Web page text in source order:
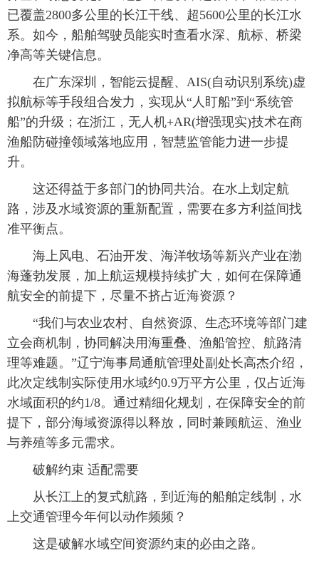
已覆盖2800多公里的长江干线、超5600公里的长江水
系。如今，船舶驾驶员能实时查看水深、航标、桥梁
净高等关键信息。
在广东深圳，智能云提醒、AIS(自动识别系统)虚
拟航标等手段组合发力，实现从“人盯船”到“系统管
船”的升级；在浙江，无人机+AR(增强现实)技术在商
渔船防碰撞领域落地应用，智慧监管能力进一步提
升。
这还得益于多部门的协同共治。在水上划定航
路，涉及水域资源的重新配置，需要在多方利益间找
准平衡点。
海上风电、石油开发、海洋牧场等新兴产业在渤
海蓬勃发展，加上航运规模持续扩大，如何在保障通
航安全的前提下，尽量不挤占近海资源？
“我们与农业农村、自然资源、生态环境等部门建
立会商机制，协同解决用海重叠、渔船管控、航路清
理等难题。”辽宁海事局通航管理处副处长高杰介绍，
此次定线制实际使用水域约0.9万平方公里，仅占近海
水域面积的约1/8。通过精细化规划，在保障安全的前
提下，部分海域资源得以释放，同时兼顾航运、渔业
与养殖等多元需求。
破解约束 适配需要
从长江上的复式航路，到近海的船舶定线制，水
上交通管理今年何以动作频频？
这是破解水域空间资源约束的必由之路。